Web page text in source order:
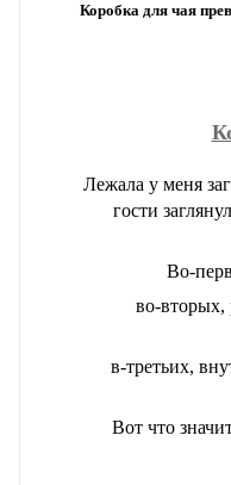
Коробка для чая
Лежала у меня
гости
Во-
во-вторых,
в-третьих,
Вот что